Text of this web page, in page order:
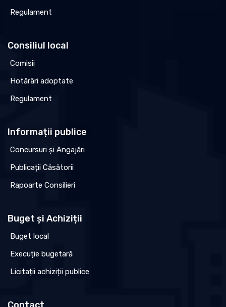
Regulament
Consiliul local
Comisii
Hotărâri adoptate
Regulament
Informații publice
Concursuri și Angajări
Publicații Căsătorii
Rapoarte Consilieri
Buget și Achiziții
Buget local
Execuție bugetară
Licitații achiziții publice